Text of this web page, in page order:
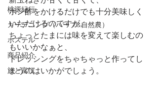
桃源紀行
ガーデニング（ハーブ&自然農）
ホステル
商品紹介
旅と富江
ポン酢をかけるだけでも十分美味しく
いただけるのですが、
ちょっとたまには味を変えて楽しむの
もいいかなぁと、
ドレッシングをちゃちゃっと作ってし
まうのはいかがでしょう。